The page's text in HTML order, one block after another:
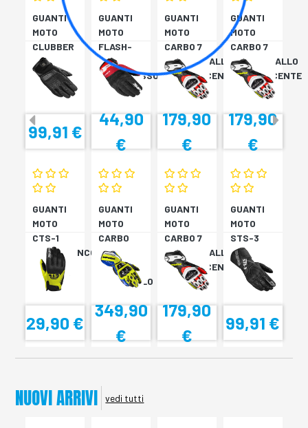
GUANTI
MOTO
CLUBBER
GLOVE
NERO
99,91 €
GUANTI
MOTO
FLASH-
KP
NERO/ROSSO
44,90
€
GUANTI
MOTO
CARBO 7
ROSSO/GIALLO
FLUORESCENTE
179,90
€
GUANTI
MOTO
CARBO 7
ROSSO/GIALLO
FLUORESCENTE
179,90
€
GUANTI
MOTO
CTS-1
NERO/BIANCO
29,90 €
GUANTI
MOTO
CARBO
TRACK
EVO
BLU/GIALLO
349,90
€
GUANTI
MOTO
CARBO 7
ROSSO/GIALLO
FLUORESCENTE
179,90
€
GUANTI
MOTO
STS-3
NERO
99,91 €
NUOVI ARRIVI vedi tutti